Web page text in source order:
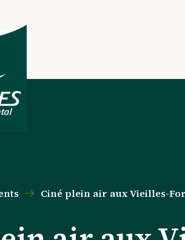
Ciné plein air aux Vieilles-